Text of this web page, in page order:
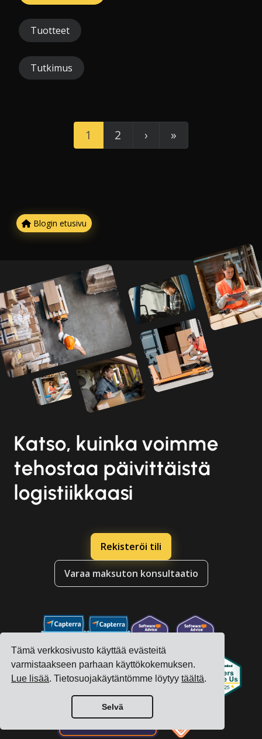
Tämä verkkosivusto käyttää evästeitä
varmistaakseen parhaan käyttökokemuksen.
Lue lisää. Tietosuojakäytäntömme löytyytäältä.
Selvä
Tuotteet
Tutkimus
1 2 › »
Blogin etusivu
Katso, kuinka voimme
tehostaa päivittäistä
logistiikkaasi
Rekisteröi tili
Varaa maksuton konsultaatio